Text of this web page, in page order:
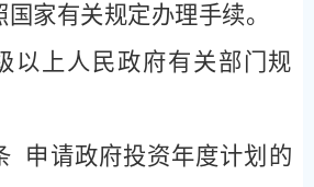
家有关规定办理手续。
以上人民政府有关部门规
申请政府投资年度计划的